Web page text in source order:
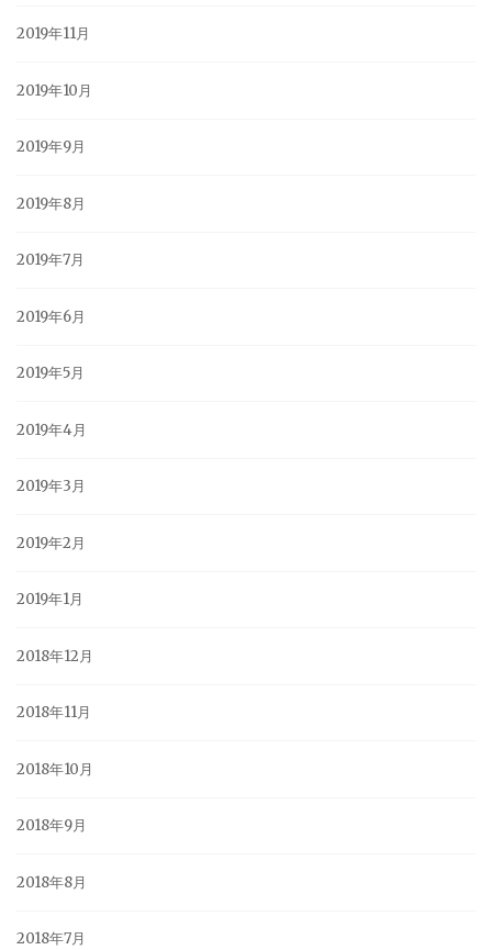
2019年11月
2019年10月
2019年9月
2019年8月
2019年7月
2019年6月
2019年5月
2019年4月
2019年3月
2019年2月
2019年1月
2018年12月
2018年11月
2018年10月
2018年9月
2018年8月
2018年7月